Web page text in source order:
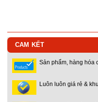
CAM KẾT
Sản phẩm, hàng hóa
Luôn luôn giá rẻ &